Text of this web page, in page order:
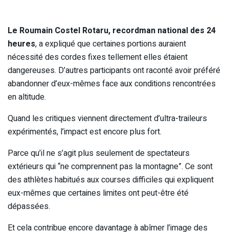
Le Roumain Costel Rotaru, recordman national des 24
heures, a expliqué que certaines portions auraient
nécessité des cordes fixes tellement elles étaient
dangereuses. D’autres participants ont raconté avoir préféré
abandonner d’eux-mêmes face aux conditions rencontrées
en altitude.
Quand les critiques viennent directement d’ultra-traileurs
expérimentés, l’impact est encore plus fort.
Parce qu’il ne s’agit plus seulement de spectateurs
extérieurs qui “ne comprennent pas la montagne”. Ce sont
des athlètes habitués aux courses difficiles qui expliquent
eux-mêmes que certaines limites ont peut-être été
dépassées.
Et cela contribue encore davantage à abîmer l’image des